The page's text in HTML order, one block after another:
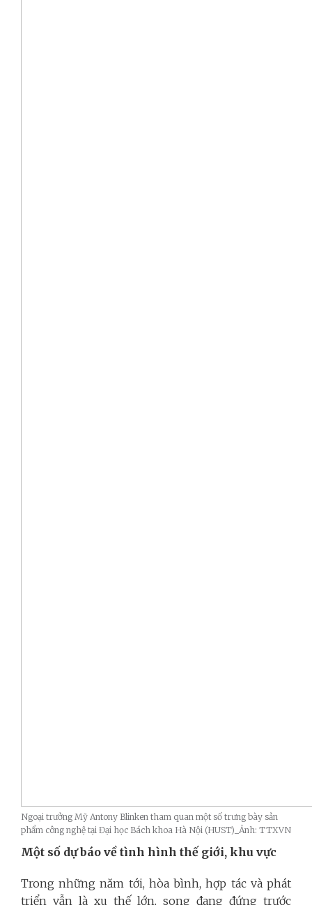
Ngoại trưởng Mỹ Antony Blinken tham quan một số trưng bày sản
phẩm công nghệ tại Đại học Bách khoa Hà Nội (HUST)_Ảnh: TTXVN
Một số dự báo về tình hình thế giới, khu vực
Trong những năm tới, hòa bình, hợp tác và phát
triển vẫn là xu thế lớn, song đang đứng trước